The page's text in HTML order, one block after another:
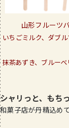
山形フルーツ
いちごミルク、ダブ
抹茶あずき、ブルー
シャリっと、もち
和菓子店が丹精込め